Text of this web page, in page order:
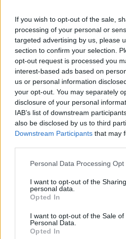
If you wish to opt-out of the sale,
processing of your personal or
targeted advertising by us, please
section to confirm your selection.
opt-out request is processed you
interest-based ads based on
us or personal information
your opt-out. You may separately
disclosure of your personal
IAB’s list of downstream
also be disclosed by us to third
Downstream Participants that may
Personal Data Processing Opt
I want to opt-out of the
personal data.
Opted In
I want to opt-out of the Sale of
Personal Data.
Opted In
Matávot
Portfolio
2001. szeptember 14. 14:00
Az átlagnál jobb teljesítményt
Matávtól, ami javulást jelent a
minősítéséhez képest. A
Goldman emelte 2001-es és
eredményvárakozásait is, 2001-
milliárd forint profitot várnak a
KEDVES OLVASÓNK!
A keresett cikk a portfolio.hu
tartozik, melynek olvasása